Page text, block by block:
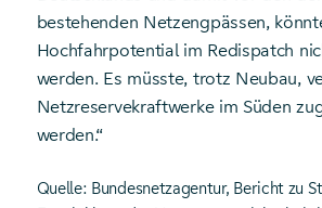
bestehenden Netzengpässen,
Hochfahrpotential im Redispatch
werden. Es müsste, trotz Neubau,
Netzreservekraftwerke im Süden
werden.“
Quelle: Bundesnetzagentur, Bericht zu